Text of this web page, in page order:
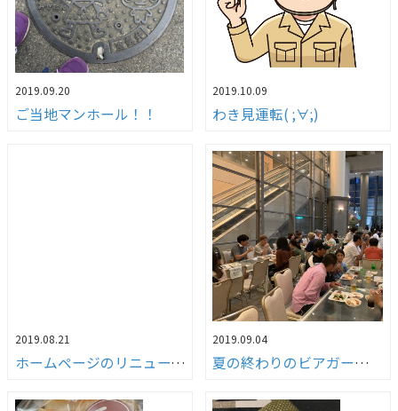
2019.09.20
ご当地マンホール！！
2019.10.09
わき見運転( ;∀;)
2019.08.21
ホームページのリニューアルについて
2019.09.04
夏の終わりのビアガーデン（笑）